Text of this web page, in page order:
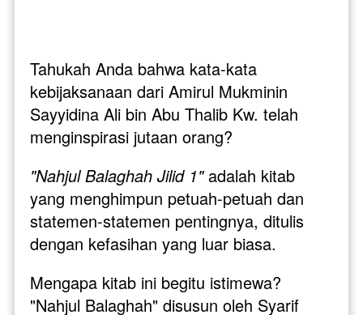
Tahukah Anda bahwa kata-kata
kebijaksanaan dari Amirul Mukminin
Sayyidina Ali bin Abu Thalib Kw. telah
menginspirasi jutaan orang?
"Nahjul Balaghah Jilid 1" adalah kitab
yang menghimpun petuah-petuah dan
statemen-statemen pentingnya, ditulis
dengan kefasihan yang luar biasa.
Mengapa kitab ini begitu istimewa?
"Nahjul Balaghah" disusun oleh Syarif